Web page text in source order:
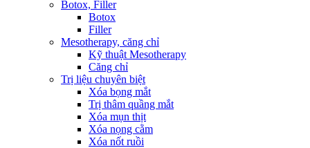
Botox, Filler
Botox
Filler
Mesotherapy, căng chỉ
Kỹ thuật Mesotherapy
Căng chỉ
Trị liệu chuyên biệt
Xóa bọng mắt
Trị thâm quầng mắt
Xóa mụn thịt
Xóa nọng cằm
Xóa nốt ruồi